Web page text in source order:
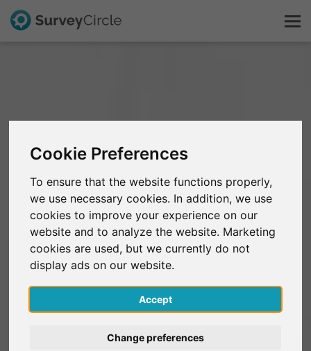
Cookie Preferences
To ensure that the website functions properly,
we use necessary cookies. In addition, we use
cookies to improve your experience on our
website and to analyze the website. Marketing
cookies are used, but we currently do not
display ads on our website.
Accept
Change preferences
FAQ
Regístrate gratis
Iniciar sesión
English
Deutsch